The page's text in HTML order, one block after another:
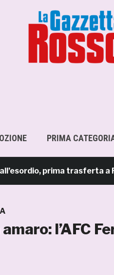
PRIMA
prima trasferta a Forlì
l’AFC